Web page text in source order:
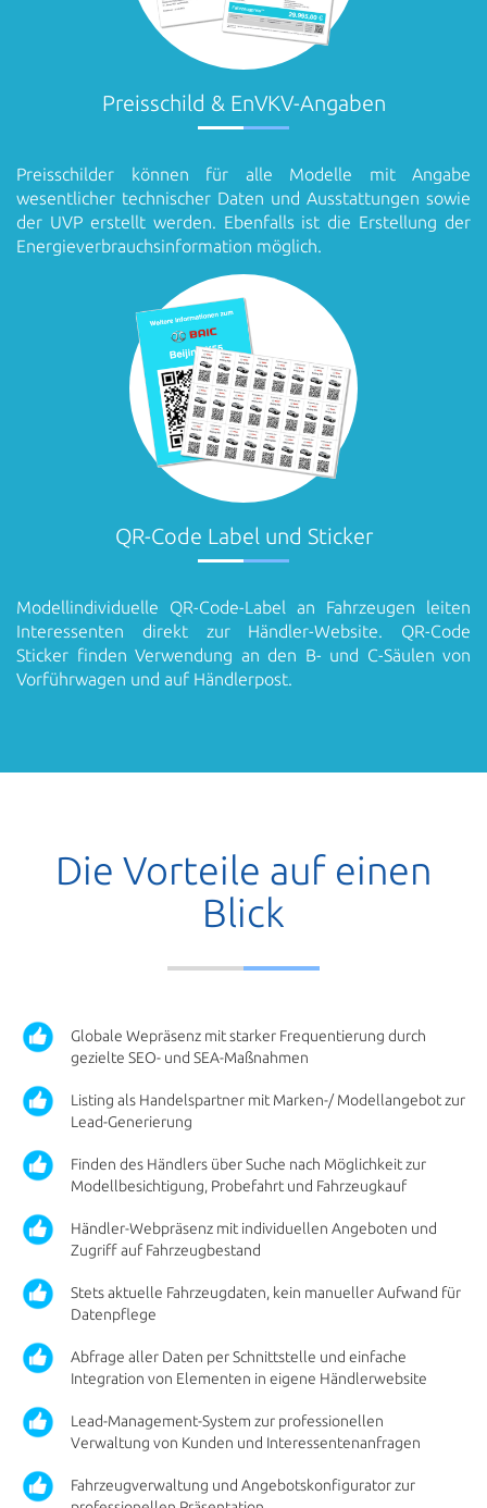
Preisschild & EnVKV-Angaben
Preisschilder können für alle Modelle mit Angabe
wesentlicher technischer Daten und Ausstattungen sowie
der UVP erstellt werden. Ebenfalls ist die Erstellung der
Energieverbrauchsinformation möglich.
QR-Code Label und Sticker
Modellindividuelle QR-Code-Label an Fahrzeugen leiten
Interessenten direkt zur Händler-Website. QR-Code
Sticker finden Verwendung an den B- und C-Säulen von
Vorführwagen und auf Händlerpost.
Die Vorteile auf einen
Blick
Globale Wepräsenz mit starker Frequentierung durch
gezielte SEO- und SEA-Maßnahmen
Listing als Handelspartner mit Marken-/ Modellangebot zur
Lead-Generierung
Finden des Händlers über Suche nach Möglichkeit zur
Modellbesichtigung, Probefahrt und Fahrzeugkauf
Händler-Webpräsenz mit individuellen Angeboten und
Zugriff auf Fahrzeugbestand
Stets aktuelle Fahrzeugdaten, kein manueller Aufwand für
Datenpflege
Abfrage aller Daten per Schnittstelle und einfache
Integration von Elementen in eigene Händlerwebsite
Lead-Management-System zur professionellen
Verwaltung von Kunden und Interessentenanfragen
Fahrzeugverwaltung und Angebotskonfigurator zur